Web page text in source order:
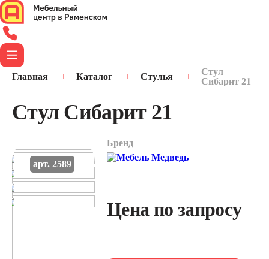
Главная Каталог Стулья
Стул
Сибарит 21
Стул Сибарит 21
арт. 2589
Бренд
Цена по запросу